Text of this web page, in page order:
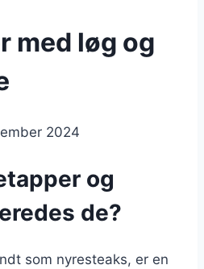
med løg og
2024
og
de?
som nyresteaks, er en